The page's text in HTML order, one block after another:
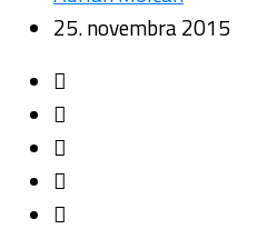
25. novembra 2015